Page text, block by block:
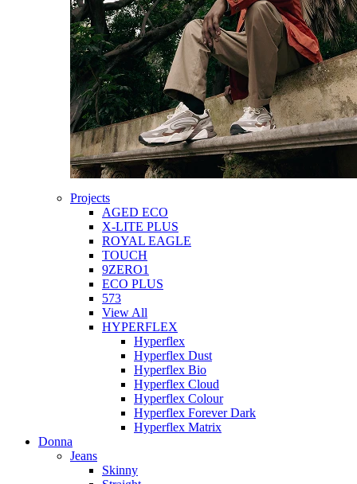
Projects
AGED ECO
X-LITE PLUS
ROYAL EAGLE
TOUCH
9ZERO1
ECO PLUS
573
View All
HYPERFLEX
Hyperflex
Hyperflex Dust
Hyperflex Bio
Hyperflex Cloud
Hyperflex Colour
Hyperflex Forever Dark
Hyperflex Matrix
Donna
Jeans
Skinny